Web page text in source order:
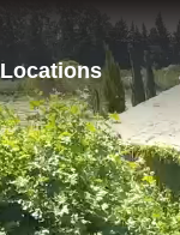
Locations